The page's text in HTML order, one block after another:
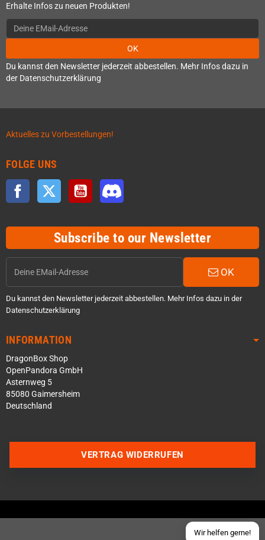
Erhalte Infos zu neuen Produkten!
OK
Du kannst den Newsletter jederzeit abbestellen. Mehr Infos dazu in
der Datenschutzerklärung
Aktuelles zu Vorbestellungen!
FOLGE UNS
Facebook Twitter YouTube
Subscribe to our Newsletter
OK
Du kannst den Newsletter jederzeit abbestellen. Mehr Infos dazu in der
Datenschutzerklärung
INFORMATION
DragonBox Shop
OpenPandora GmbH
Asternweg 5
85080 Gaimersheim
Deutschland
Wir helfen gerne!
Schick uns eine eMail
VERTRAG WIDERRUFEN